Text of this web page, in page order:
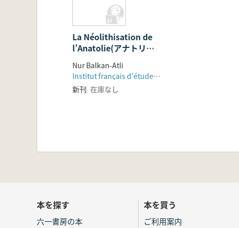
La Néolithisation de
l’Anatolie(アナトリア
の新石器時代)
Nur Balkan-Atli
Institut français d’études anatoliennes
新刊 在庫なし
本を探す
六一書房の本
本を買う
ご利用案内